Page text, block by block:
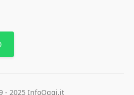
- 2025 InfoOggi.it